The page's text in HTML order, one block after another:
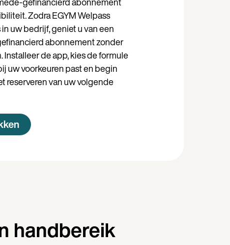
Zodra EGYM Welpass
uw bedrijf, geniet u van een
abonnement zonder
de app, kies de formule
uw voorkeuren past en begin
reserveren van uw volgende
handbereik